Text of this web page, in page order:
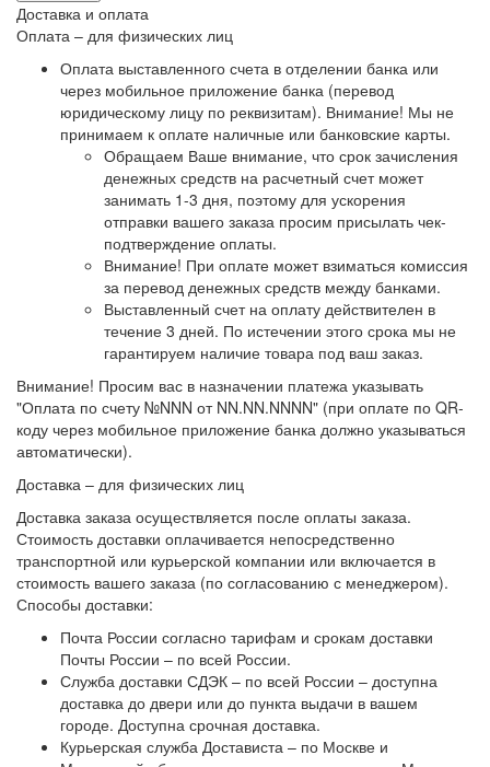
Доставка и оплата
Оплата – для физических лиц
Оплата выставленного счета в отделении банка или
через мобильное приложение банка (перевод
юридическому лицу по реквизитам). Внимание! Мы не
принимаем к оплате наличные или банковские карты.
Обращаем Ваше внимание, что срок зачисления
денежных средств на расчетный счет может
занимать 1-3 дня, поэтому для ускорения
отправки вашего заказа просим присылать чек-
подтверждение оплаты.
Внимание! При оплате может взиматься комиссия
за перевод денежных средств между банками.
Выставленный счет на оплату действителен в
течение 3 дней. По истечении этого срока мы не
гарантируем наличие товара под ваш заказ.
Внимание! Просим вас в назначении платежа указывать
"Оплата по счету №NNN от NN.NN.NNNN" (при оплате по QR-
коду через мобильное приложение банка должно указываться
автоматически).
Доставка – для физических лиц
Доставка заказа осуществляется после оплаты заказа.
Стоимость доставки оплачивается непосредственно
транспортной или курьерской компании или включается в
стоимость вашего заказа (по согласованию с менеджером).
Способы доставки:
Почта России согласно тарифам и срокам доставки
Почты России – по всей России.
Служба доставки СДЭК – по всей России – доступна
доставка до двери или до пункта выдачи в вашем
городе. Доступна срочная доставка.
Курьерская служба Достависта – по Москве и